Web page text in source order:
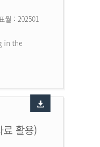
월 : 202501
in the
활용)